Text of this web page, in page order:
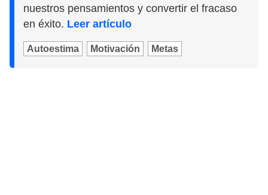
nuestros pensamientos y convertir el fracaso
en éxito. Leer artículo
Autoestima Motivación Metas